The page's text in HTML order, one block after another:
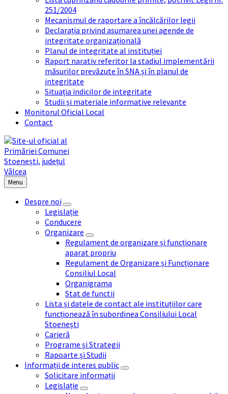
251/2004
Mecanismul de raportare a încălcărilor legii
Declarația privind asumarea unei agende de
integritate organizațională
Planul de integritate al instituției
Raport narativ referitor la stadiul implementării
măsurilor prevăzute în SNA și în planul de
integritate
Situația indicilor de integritate
Studii și materiale informative relevante
Monitorul Oficial Local
Contact
Menu
Despre noi
Legislație
Conducere
Organizare
Regulament de organizare și funcționare
aparat propriu
Regulament de Organizare și Funcționare
Consiliul Local
Organigrama
Stat de functii
Lista și datele de contact ale instituțiilor care
funcționează în subordinea Consiliului Local
Stoenești
Carieră
Programe și Strategii
Rapoarte și Studii
Informații de interes public
Solicitare informații
Legislație